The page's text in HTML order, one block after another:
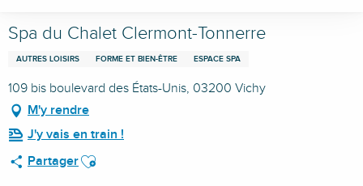
Spa du Chalet Clermont-Tonnerre
AUTRES LOISIRS FORME ET BIEN-ÊTRE ESPACE SPA
109 bis boulevard des États-Unis, 03200 Vichy
M'y rendre
J'y vais en train !
PartagerAjouter aux favoris